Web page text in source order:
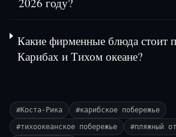
Какие фирменные блюда стоит
Карибах и Тихом океане?
#Коста-Рика #карибское побережье
#тихоокеанское побережье #пляжный